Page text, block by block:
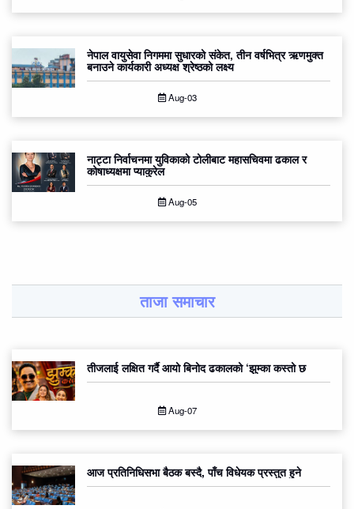
नेपाल वायुसेवा निगममा सुधारको संकेत, तीन वर्षभित्र ऋणमुक्त
बनाउने कार्यकारी अध्यक्ष श्रेष्ठको लक्ष्य
Aug-03
नाट्टा निर्वाचनमा युविकाको टोलीबाट महासचिवमा ढकाल र
कोषाध्यक्षमा प्याकुरेल
Aug-05
ताजा समाचार
तीजलाई लक्षित गर्दै आयो बिनोद ढकालको ‘झुम्का कस्तो छ
Aug-07
आज प्रतिनिधिसभा बैठक बस्दै, पाँच विधेयक प्रस्तुत हुने